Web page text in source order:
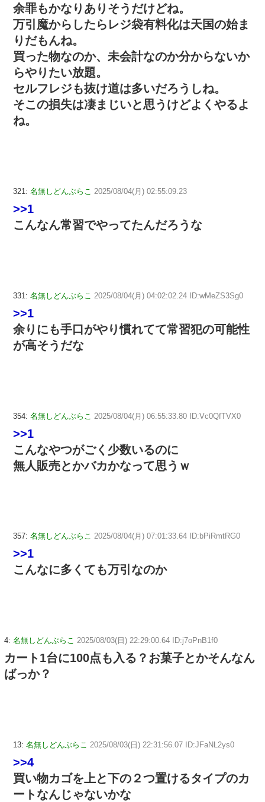
余罪もかなりありそうだけどね。
万引魔からしたらレジ袋有料化は天国の始ま
りだもんね。
買った物なのか、未会計なのか分からないか
らやりたい放題。
セルフレジも抜け道は多いだろうしね。
そこの損失は凄まじいと思うけどよくやるよ
ね。
321: 名無しどんぶらこ 2025/08/04(月) 02:55:09.23
>>1
こんなん常習でやってたんだろうな
331: 名無しどんぶらこ 2025/08/04(月) 04:02:02.24 ID:wMeZS3Sg0
>>1
余りにも手口がやり慣れてて常習犯の可能性
が高そうだな
354: 名無しどんぶらこ 2025/08/04(月) 06:55:33.80 ID:Vc0QfTVX0
>>1
こんなやつがごく少数いるのに
無人販売とかバカかなって思うｗ
357: 名無しどんぶらこ 2025/08/04(月) 07:01:33.64 ID:bPiRmtRG0
>>1
こんなに多くても万引なのか
4: 名無しどんぶらこ 2025/08/03(日) 22:29:00.64 ID:j7oPnB1f0
カート1台に100点も入る？お菓子とかそんなん
ばっか？
13: 名無しどんぶらこ 2025/08/03(日) 22:31:56.07 ID:JFaNL2ys0
>>4
買い物カゴを上と下の２つ置けるタイプのカ
ートなんじゃないかな